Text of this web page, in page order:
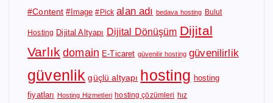
#Content #Image #Pick alan adı bedava hosting Bulut
Hosting Dijital Altyapı Dijital Dönüşüm Dijital
Varlık domain E-Ticaret güvenilir hosting güvenilirlik
güvenlik güçlü altyapı hosting hosting
fiyatları Hosting Hizmetleri hosting çözümleri hız